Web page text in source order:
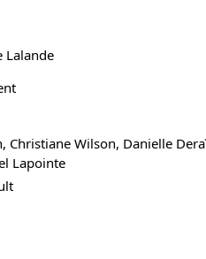
Lalande
Christiane Wilson, Danielle
Lapointe